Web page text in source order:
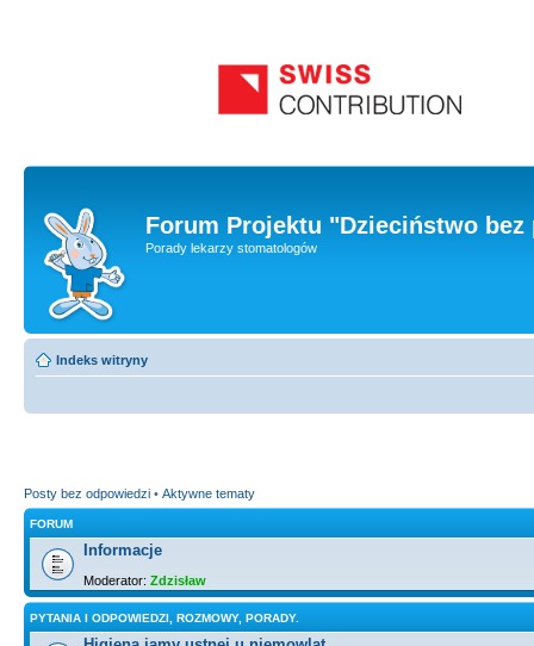
Forum Projektu "Dzieciństwo
Porady lekarzy stomatologów
Indeks witryny
Posty bez odpowiedzi • Aktywne tematy
FORUM
Informacje
Moderator: Zdzisław
PYTANIA I ODPOWIEDZI, ROZMOWY, PORADY.